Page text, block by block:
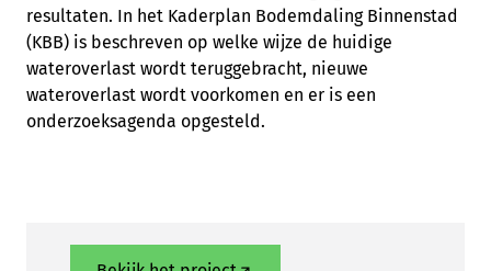
resultaten. In het Kaderplan Bodemdaling Binnenstad
(KBB) is beschreven op welke wijze de huidige
wateroverlast wordt teruggebracht, nieuwe
wateroverlast wordt voorkomen en er is een
onderzoeksagenda opgesteld.